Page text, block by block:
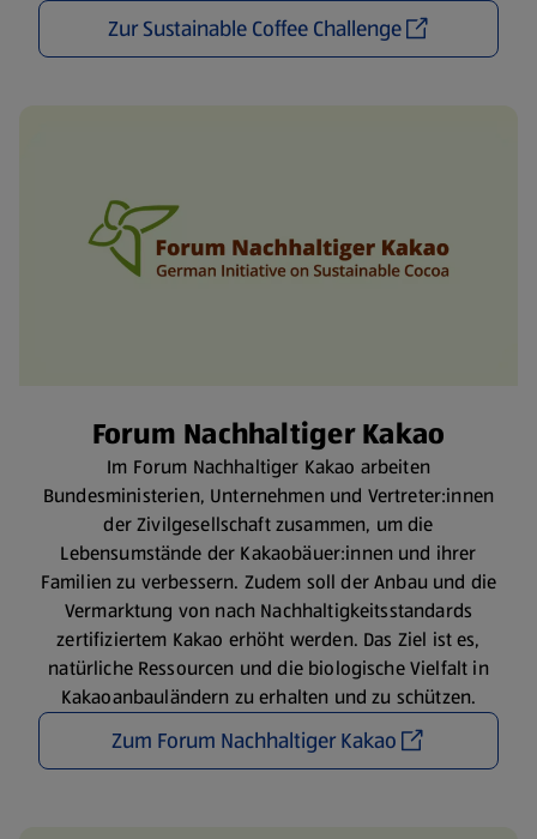
Zur Sustainable Coffee Challenge
Forum Nachhaltiger Kakao
Im Forum Nachhaltiger Kakao arbeiten
Bundesministerien, Unternehmen und Vertreter:innen
der Zivilgesellschaft zusammen, um die
Lebensumstände der Kakaobäuer:innen und ihrer
Familien zu verbessern. Zudem soll der Anbau und die
Vermarktung von nach Nachhaltigkeitsstandards
zertifiziertem Kakao erhöht werden. Das Ziel ist es,
natürliche Ressourcen und die biologische Vielfalt in
Kakaoanbauländern zu erhalten und zu schützen.
Zum Forum Nachhaltiger Kakao